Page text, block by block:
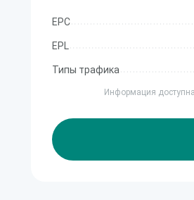
EPC
EPL
Типы трафика
Информация